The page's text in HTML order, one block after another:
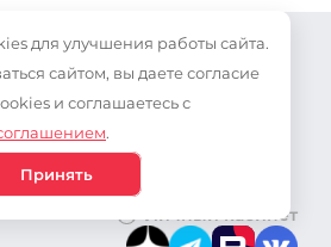
Политика
конфиденциальности
Личный кабинет
для улучшения работы сайта.
сайтом, вы даете согласие
и соглашаетесь с
.
Принять